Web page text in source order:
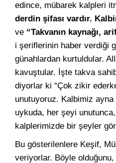
edince, mübarek kalpleri
derdin şifası vardır.
ve “Takvanın kaynağı,
i şeriflerinin haber verdiği
günahlardan kurtuldular.
kavuştular. İşte takva
diyorlar ki “Çok zikir
unutuyoruz. Kalbimiz
uykuda, her şeyi
kalplerimizde bir şeyler
Bu gösterilenlere Keşif,
veriyorlar. Böyle